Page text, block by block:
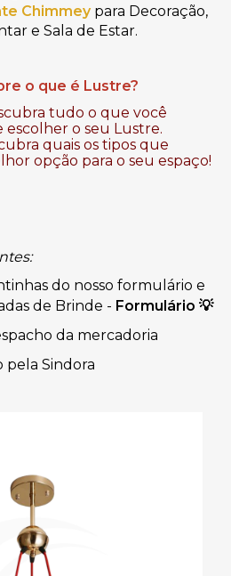
Chimmey para Decoração,
e Sala de Estar.
o que é Lustre?
tudo o que você
escolher o seu Lustre.
quais os tipos que
opção para o seu espaço!
do nosso formulário e
de Brinde - Formulário 💡
da mercadoria
Sindora